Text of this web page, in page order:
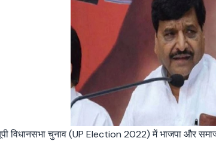
विधानसभा चुनाव (UP Election 2022) में भाजपा और